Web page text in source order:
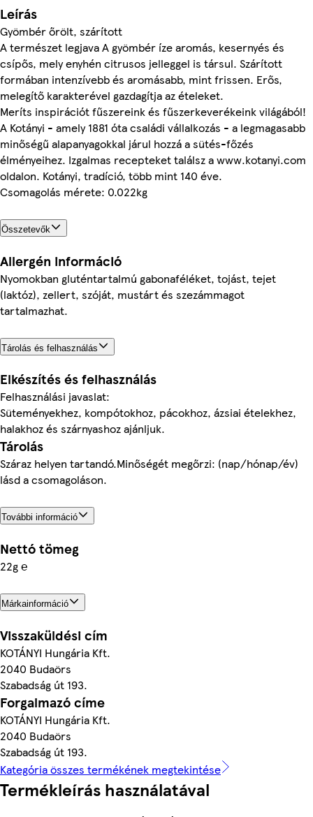
Leírás
Gyömbér őrölt, szárított
A természet legjava A gyömbér íze aromás, kesernyés és
csípős, mely enyhén citrusos jelleggel is társul. Szárított
formában intenzívebb és aromásabb, mint frissen. Erős,
melegítő karakterével gazdagítja az ételeket.
Meríts inspirációt fűszereink és fűszerkeverékeink világából!
A Kotányi - amely 1881 óta családi vállalkozás - a legmagasabb
minőségű alapanyagokkal járul hozzá a sütés-főzés
élményeihez. Izgalmas recepteket találsz a www.kotanyi.com
oldalon. Kotányi, tradíció, több mint 140 éve.
Csomagolás mérete: 0.022kg
Összetevők
Allergén információ
Nyomokban gluténtartalmú gabonaféléket, tojást, tejet
(laktóz), zellert, szóját, mustárt és szezámmagot
tartalmazhat.
Tárolás és felhasználás
Elkészítés és felhasználás
Felhasználási javaslat:
Süteményekhez, kompótokhoz, pácokhoz, ázsiai ételekhez,
halakhoz és szárnyashoz ajánljuk.
Tárolás
Száraz helyen tartandó.Minőségét megőrzi: (nap/hónap/év)
lásd a csomagoláson.
További információ
Nettó tömeg
22g ℮
Márkainformáció
Visszaküldési cím
KOTÁNYI Hungária Kft.
2040 Budaörs
Szabadság út 193.
Forgalmazó címe
KOTÁNYI Hungária Kft.
2040 Budaörs
Szabadság út 193.
Kategória összes termékének megtekintése
Termékleírás használatával